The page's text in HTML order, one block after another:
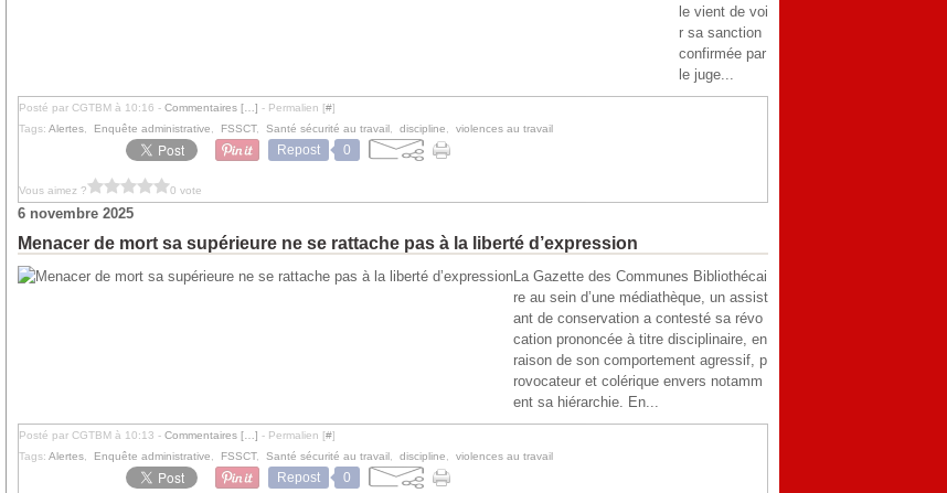
le vient de voi
r sa sanction
confirmée par
le juge...
Posté par CGTBM à 10:16 - Commentaires [ ] - Permalien [#]
Tags: Alertes Enquête administrative FSSCT, Santé sécurité au travail discipline violences au travail
Repost 0
Vous aimez ? 0 vote
6 novembre 2025
Menacer de mort sa supérieure ne se rattache pas à la liberté d’expression
La Gazette des Communes Bibliothécai
re au sein d’une médiathèque, un assist
ant de conservation a contesté sa révo
cation prononcée à titre disciplinaire, en
raison de son comportement agressif, p
rovocateur et colérique envers notamm
ent sa hiérarchie. En...
Posté par CGTBM à 10:13 - Commentaires [ ] - Permalien [#]
Tags: Alertes Enquête administrative FSSCT, Santé sécurité au travail discipline violences au travail
Repost 0